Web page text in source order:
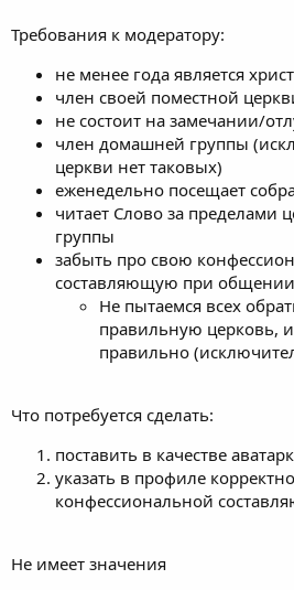
Требования к модератору:
не менее года является
член своей поместной
не состоит на замечании/
член домашней группы
церкви нет таковых)
еженедельно посещает
читает Слово за пределами
группы
забыть про свою
составляющую при
Не пытаемся всех
правильную церковь,
правильно
Что потребуется сделать:
поставить в качестве
указать в профиле
конфессиональной
Не имеет значения